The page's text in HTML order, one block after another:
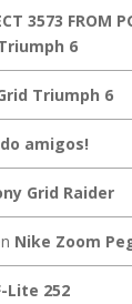
3573 FROM
6
Triumph 6
amigos!
Grid Raider
Nike Zoom
Lite 252